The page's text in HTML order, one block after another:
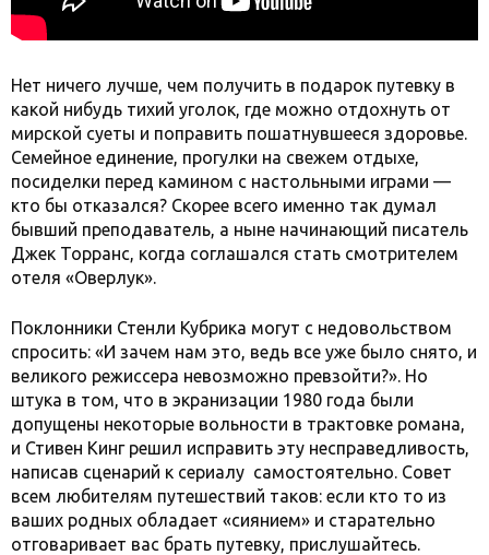
Нет ничего лучше, чем получить в подарок путевку в
какой нибудь тихий уголок, где можно отдохнуть от
мирской суеты и поправить пошатнувшееся здоровье.
Семейное единение, прогулки на свежем отдыхе,
посиделки перед камином с настольными играми —
кто бы отказался? Скорее всего именно так думал
бывший преподаватель, а ныне начинающий писатель
Джек Торранс, когда соглашался стать смотрителем
отеля «Оверлук».
Поклонники Стенли Кубрика могут с недовольством
спросить: «И зачем нам это, ведь все уже было снято, и
великого режиссера невозможно превзойти?». Но
штука в том, что в экранизации 1980 года были
допущены некоторые вольности в трактовке романа,
и Стивен Кинг решил исправить эту несправедливость,
написав сценарий к сериалу самостоятельно. Совет
всем любителям путешествий таков: если кто то из
ваших родных обладает «сиянием» и старательно
отговаривает вас брать путевку, прислушайтесь.